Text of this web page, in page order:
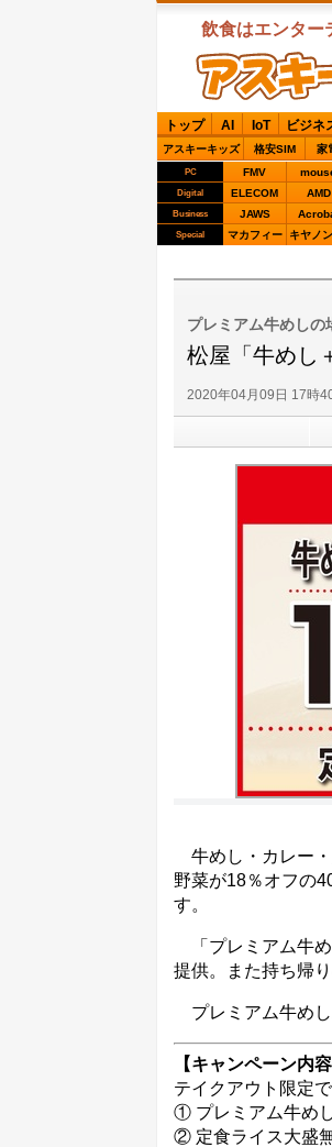
飲食はエンター
ASCIIグルメ
トップ AI IoT ビジネ
アスキーキッズ 格安SIM 家
PC FMV
Digital ELECOM AMD
Business JAWS
Special マカフィー キヤノ
プレミアム牛めしの
松屋「牛めし
2020年04月09日 17時
牛めし・カレー・
野菜が18％オフの
す。
「プレミアム牛め
提供。また持ち帰
プレミアム牛めし
【キャンペーン内容
テイクアウト限定で
① プレミアム牛め
② 定食ライス大盛